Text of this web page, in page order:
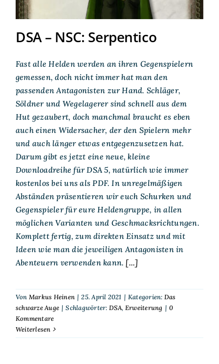
DSA – NSC: Serpentico
Fast alle Helden werden an ihren Gegenspielern
gemessen, doch nicht immer hat man den
passenden Antagonisten zur Hand. Schläger,
Söldner und Wegelagerer sind schnell aus dem
Hut gezaubert, doch manchmal braucht es eben
auch einen Widersacher, der den Spielern mehr
und auch länger etwas entgegenzusetzen hat.
Darum gibt es jetzt eine neue, kleine
Downloadreihe für DSA 5, natürlich wie immer
kostenlos bei uns als PDF. In unregelmäßigen
Abständen präsentieren wir euch Schurken und
Gegenspieler für eure Heldengruppe, in allen
möglichen Varianten und Geschmacksrichtungen.
Komplett fertig, zum direkten Einsatz und mit
Ideen wie man die jeweiligen Antagonisten in
Abenteuern verwenden kann. [...]
Von Markus Heinen | 25. April 2021 | Kategorien: Das
schwarze Auge | Schlagwörter: DSA, Erweiterung | 0
Kommentare
Weiterlesen